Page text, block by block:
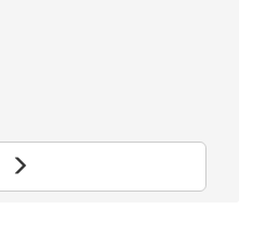
online bestellen. Es passt